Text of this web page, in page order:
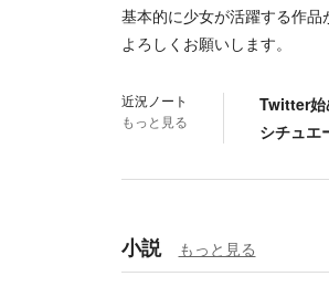
基本的に少女が活躍する作品
よろしくお願いします。
近況ノート
もっと見る
Twitter始
シチュエ
小説 もっと見る